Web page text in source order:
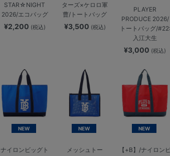
STAR☆NIGHT
2026/エコバッグ
¥2,200 (税込)
ターズ×ケロロ軍
曹/トートバッグ
¥3,500 (税込)
PLAYER
PRODUCE 2026/
トートバッグ/#22:
入江大生
¥3,000 (税込)
NEW
ナイロンビッグト
NEW
メッシュトー
NEW
【+B】/ナイロン